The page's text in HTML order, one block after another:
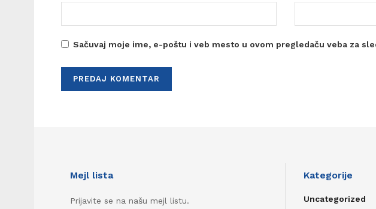
Sačuvaj moje ime, e-poštu i veb mesto u ovom pregledaču veba za
Mejl lista
Prijavite se na našu mejl listu.
Kategorije
Uncategorized